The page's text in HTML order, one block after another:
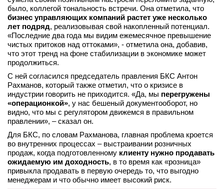
было, коллегой тональность встречи. Она отметила, что
бизнес управляющих компаний растет уже несколько
лет подряд, реализовывая свой накопленный потенциал.
«Последние два года мы видим ежемесячное превышение
чистых притоков над оттоками», - отметила она, добавив,
что этот тренд на фоне стабилизации в экономике может
продолжиться.
С ней согласился председатель правления БКС Антон
Рахманов, который также отметил, что о кризисе в
индустрии говорить не приходится. «Да, мы перегружены
«операционкой», у нас бешеный документооборот, но
видно, что мы с регулятором движемся в правильном
правлении», – сказал он.
Для БКС, по словам Рахманова, главная проблема кроется
во внутренних процессах – выстраивании розничных
продаж, когда подготовленному клиенту нужно продавать
ожидаемую им доходность, в то время как «розница»
привыкла продавать в первую очередь то, что выгодно
менеджерам и что обычно имеет высокий риск.